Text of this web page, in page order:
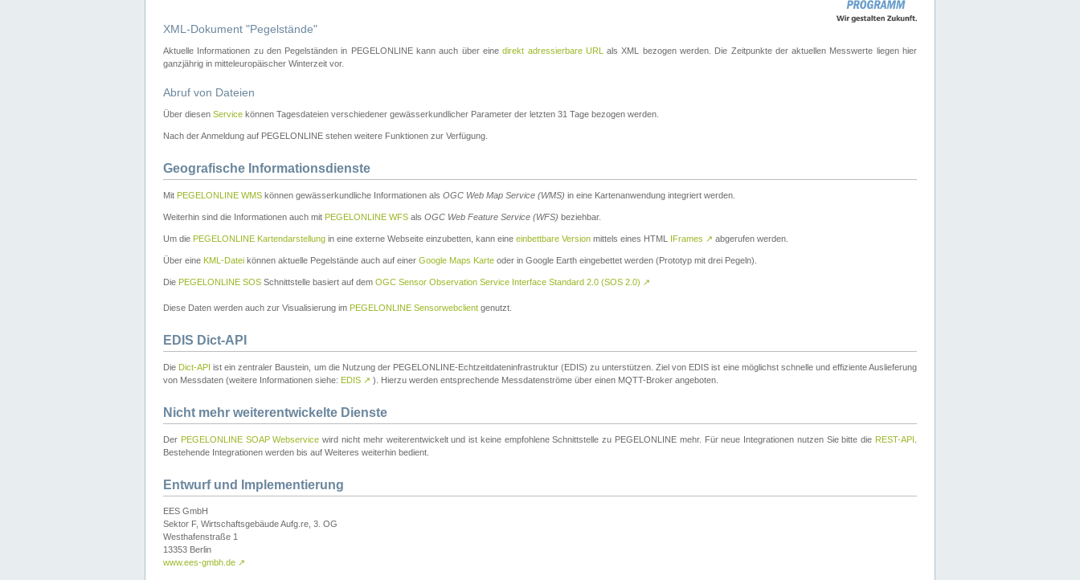
XML-Dokument "Pegelstände"
Aktuelle Informationen zu den Pegelständen in PEGELONLINE kann auch über einedirekt adressierbare URL
als XML bezogen werden. Die Zeitpunkte der aktuellen Messwerte liegen hier
ganzjährig in mitteleuropäischer Winterzeit vor.
Abruf von Dateien
Über diesen Service können Tagesdateien verschiedener gewässerkundlicher Parameter der letzten 31 Tage bezogen werden.
Nach der Anmeldung auf PEGELONLINE stehen weitere Funktionen zur Verfügung.
Geografische Informationsdienste
Mit PEGELONLINE WMS können gewässerkundliche Informationen als OGC Web Map Service (WMS) in eine Kartenanwendung integriert werden.
Weiterhin sind die Informationen auch mit PEGELONLINE WFS als OGC Web Feature Service (WFS) beziehbar.
Um die PEGELONLINE Kartendarstellung in eine externe Webseite einzubetten, kann eine einbettbare Version mittels eines HTML IFrames ↗ abgerufen werden.
Über eine KML-Datei können aktuelle Pegelstände auch auf einer Google Maps Karte oder in Google Earth eingebettet werden (Prototyp mit drei Pegeln).
Die PEGELONLINE SOS Schnittstelle basiert auf dem OGC Sensor Observation Service Interface Standard 2.0 (SOS 2.0) ↗
Diese Daten werden auch zur Visualisierung im PEGELONLINE Sensorwebclient genutzt.
EDIS Dict-API
Die Dict-API ist ein zentraler Baustein, um die Nutzung der PEGELONLINE-Echtzeitdateninfrastruktur (EDIS) zu unterstützen. Ziel von EDIS ist eine möglichst schnelle und effiziente Auslieferung
von Messdaten (weitere Informationen siehe: EDIS ↗ ). Hierzu werden entsprechende Messdatenströme über einen MQTT-Broker angeboten.
Nicht mehr weiterentwickelte Dienste
Der PEGELONLINE SOAP Webservice wird nicht mehr weiterentwickelt und ist keine empfohlene Schnittstelle zu PEGELONLINE mehr. Für neue Integrationen nutzen Sie bitte die REST-API
Bestehende Integrationen werden bis auf Weiteres weiterhin bedient.
Entwurf und Implementierung
EES GmbH
Sektor F, Wirtschaftsgebäude Aufg.re, 3. OG
Westhafenstraße 1
13353 Berlin
www.ees-gmbh.de ↗